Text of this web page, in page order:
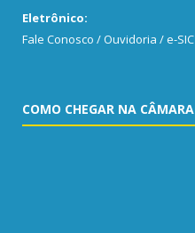
Eletrônico:
Fale Conosco / Ouvidoria / e-SIC
COMO CHEGAR NA CÂMARA